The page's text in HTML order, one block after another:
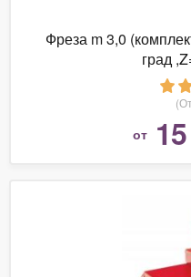
Фреза m 3,0
град
от